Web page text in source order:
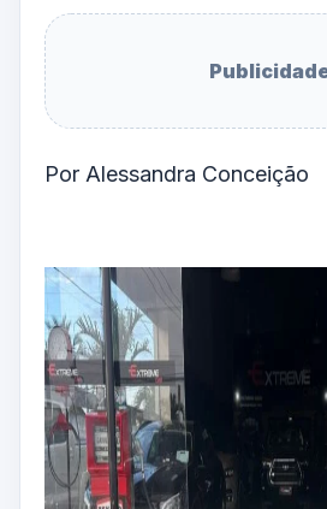
Por Alessandra Conceição